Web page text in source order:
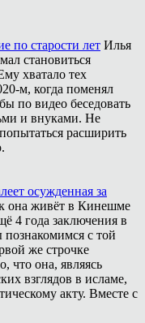
по старости лет Илья
становиться
хватало тех
м, когда поменял
по видео беседовать
и внуками. Не
расширить
осужденная за
она живёт в Кинешме
4 года заключения в
с той
же строчке
что она, являясь
взглядов в исламе,
акту. Вместе с